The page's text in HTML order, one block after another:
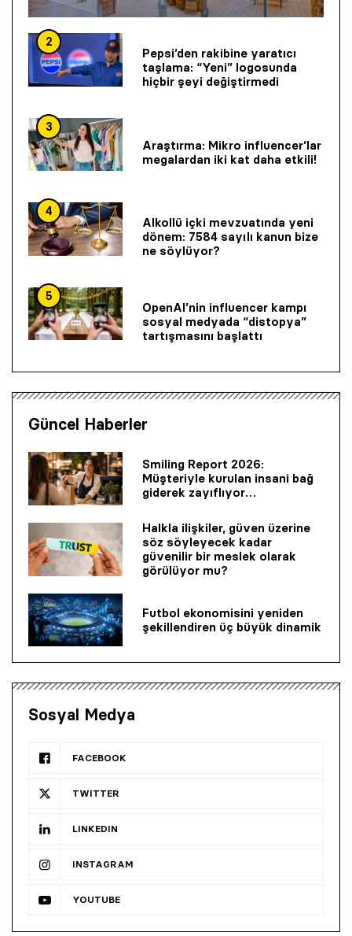
2
Pepsi’den rakibine yaratıcı
taşlama: “Yeni” logosunda
hiçbir şeyi değiştirmedi
3
Araştırma: Mikro influencer’lar
megalardan iki kat daha etkili!
4
Alkollü içki mevzuatında yeni
dönem: 7584 sayılı kanun bize
ne söylüyor?
5
OpenAI’nin influencer kampı
sosyal medyada “distopya”
tartışmasını başlattı
Güncel Haberler
Smiling Report 2026:
Müşteriyle kurulan insani bağ
giderek zayıflıyor…
Halkla ilişkiler, güven üzerine
söz söyleyecek kadar
güvenilir bir mes­lek olarak
görülüyor mu?
Futbol ekonomisini yeniden
şekillendiren üç büyük dinamik
Sosyal Medya
FACEBOOK
TWITTER
LINKEDIN
INSTAGRAM
YOUTUBE